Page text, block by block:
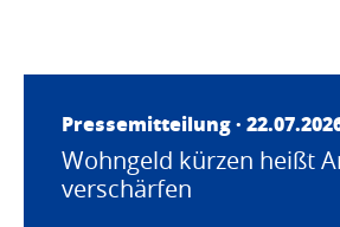
Pressemitteilung ·
Wohngeld kürzen heißt
verschärfen